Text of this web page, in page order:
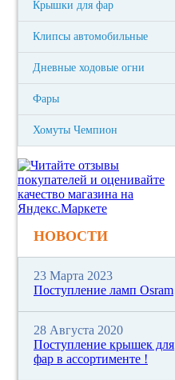
Крышки для фар
Клипсы автомобильные
Дневные ходовые огни
Фары
Хомуты Чемпион
НОВОСТИ
23 Марта 2023
Поступление ламп Osram
28 Августа 2020
Поступление крышек для
фар в ассортименте !